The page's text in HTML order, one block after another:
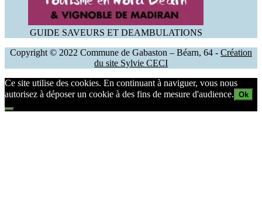
GUIDE SAVEURS ET DEAMBULATIONS
Copyright © 2022 Commune de Gabaston – Béarn, 64 - Création
du site Sylvie CECI
Ce site utilise des cookies. En continuant à naviguer, vous nous
autorisez à déposer un cookie à des fins de mesure d'audience. Ok